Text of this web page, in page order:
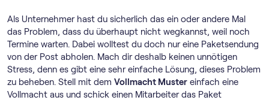
Als Unternehmer hast du sicherlich das ein oder andere Mal
das Problem, dass du überhaupt nicht wegkannst, weil noch
Termine warten. Dabei wolltest du doch nur eine Paketsendung
von der Post abholen. Mach dir deshalb keinen unnötigen
Stress, denn es gibt eine sehr einfache Lösung, dieses Problem
zu beheben. Stell mit dem Vollmacht Muster einfach eine
Vollmacht aus und schick einen Mitarbeiter das Paket